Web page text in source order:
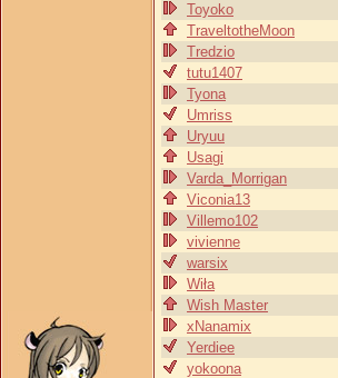
Toyoko
TraveltotheMoon
Tredzio
tutu1407
Tyona
Umriss
Uryuu
Usagi
Varda_Morrigan
Viconia13
Villemo102
vivienne
warsix
Wiła
Wish Master
xNanamix
Yerdiee
yokoona